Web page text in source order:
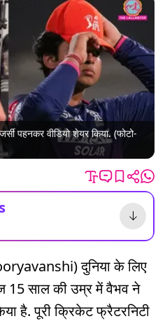
पहनकर वीडियो शेयर किया. (फोटो-
दुनिया के लिए
15 साल की उम्र में वैभव ने
है. पूरी क्रिकेट फ्रैटरनिटी